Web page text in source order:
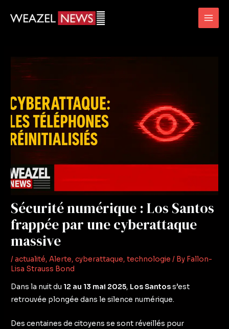
Main
Sécurité numérique : Los Santos
frappée par une cyberattaque
massive
/actualité,Alerte,cyberattaque,technologie / By Fallon-
Lisa Strauss Bond
Dans la nuit du 12 au 13 mai 2025, Los Santoss’est
retrouvée plongée dans le silence numérique.
Des centaines de citoyens se sont réveillés pour
navigation